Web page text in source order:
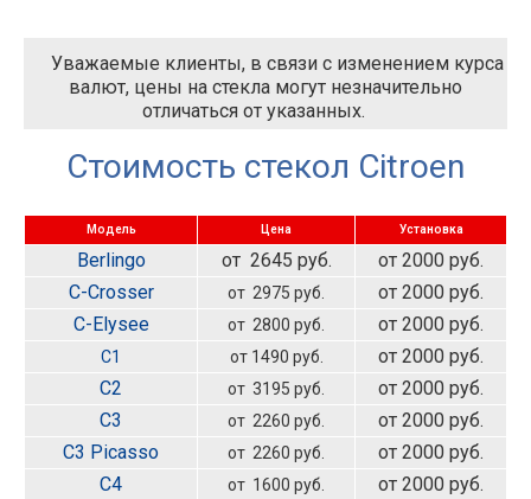
Уважаемые клиенты, в связи с изменением курса
валют, цены на стекла могут незначительно
отличаться от указанных.
Стоимость стекол Citroen
Модель Цена Установка
Berlingo от 2645 руб.
от 2000 руб.
C-Crosser
от 2975 руб.
от 2000 руб.
C-Elysee
от 2800 руб. от 2000 руб.
C1 от 1490 руб.
от 2000 руб.
C2
от 3195 руб.
от 2000 руб.
C3
от 2260 руб.
от 2000 руб.
C3 Picasso
от 2260 руб.
от 2000 руб.
C4
от 1600 руб.
от 2000 руб.